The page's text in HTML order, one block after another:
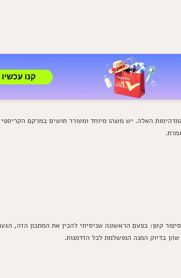
האלה. יש משהו מיוחד ומעורר חושים במרקם
קטן: בפעם הראשונה שניסיתי להכין את המתכון הזה,
בדיוק המנה המושלמת לכל הזדמנות.